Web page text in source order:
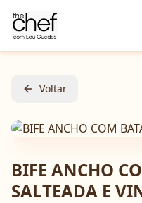
Voltar
BIFE ANCHO
SALTEADA E